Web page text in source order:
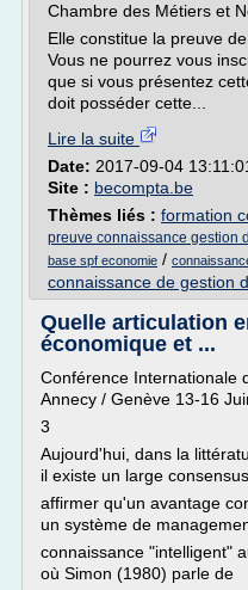
Chambre des Métiers et
Elle constitue la preuve
Vous ne pourrez vous
que si vous présentez
doit posséder cette...
Lire la suite
Date: 2017-09-04
Site : becompta.be
Thèmes liés : formation
preuve connaissance gestion
base spf economie /
connaissance de gestion
Quelle articulation
économique et ...
Conférence Internationale
Annecy / Genève 13-16
3
Aujourd'hui, dans la
il existe un large
affirmer qu'un avantage
un système de
connaissance "intelligent"
où Simon (1980) parle de